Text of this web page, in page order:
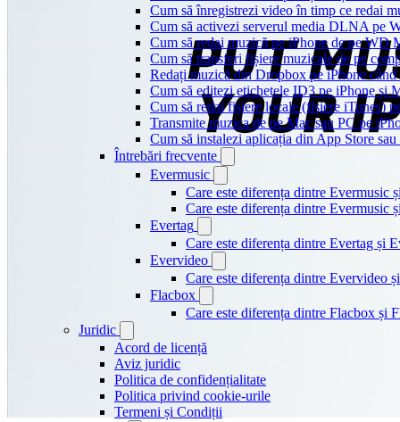
Cum să înregistrezi video în timp ce redai
Cum să activezi serverul media DLNA pe
Cum să redai muzică pe iPhone de pe WD
Cum să transferi fișiere muzicale de pe
Redați muzică din Dropbox pe iPhone
Cum să editezi etichetele ID3 pe iPhone și
Cum să redai fișiere locale (fișiere iTunes)
Transmite muzica de pe Mac sau PC pe
Cum să instalezi aplicația din App Store
Întrebări frecvente
Evermusic
Care este diferența dintre Evermusic
Care este diferența dintre Evermusic
Evertag
Care este diferența dintre Evertag și
Evervideo
Care este diferența dintre Evervideo
Flacbox
Care este diferența dintre Flacbox și
Juridic
Acord de licență
Aviz juridic
Politica de confidențialitate
Politica privind cookie-urile
Termeni și Condiții